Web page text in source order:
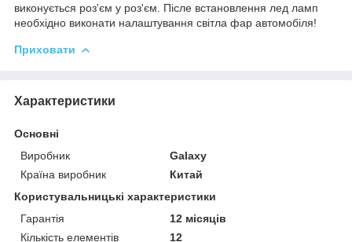
виконується роз'єм у роз'єм. Післе встановлення лед ламп
необхідно виконати налаштування світла фар автомобіля!
Приховати
Характеристики
Основні
Виробник
Galaxy
Країна виробник
Китай
Користувальницькі характеристики
Гарантія
12 місяців
Кількість елементів
12